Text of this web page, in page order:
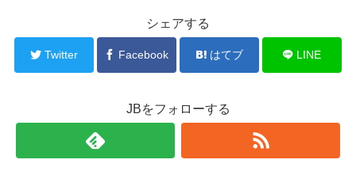
シェアする
Twitter Facebook はてブ LINE
JBをフォローする